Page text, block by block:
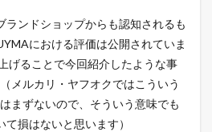
ランドショップからも認知されるも
における評価は公開されていま
げることで今回紹介したような事
メルカリ・ヤフオクではこういう
まずないので、そういう意味でも
損はないと思います）